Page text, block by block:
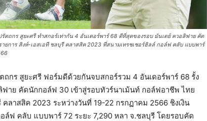
ถกร สูยะศรี ทำสกอร์เท่ากัน 4 อันเดอร์พาร์ 68 ดีที่สุดของรอบ มันเดย์ ควอลิฟาย คัด
การ สิงห์-เอสเอที ชลบุรี คลาสสิค 2023 ที่สนามเทรชเชอร์ฮิลล์ กอล์ฟ คลับ แบบพาร์
กร สูยะศรี ฟอร์มดีด้วยกันจบสกอร์รวม 4 อันเดอร์พาร์ 68 รั้ง
าย คัดนักกอล์ฟ 30 เข้าสู่รอบทัวร์นาเม้นท์ กอล์ฟอาชีพ ไทย
ลาสสิค 2023 ระหว่างวันที่ 19-22 กรกฏาคม 2566 ชิงเงิน
ล์ฟ คลับ แบบพาร์ 72 ระยะ 7,290 หลา จ.ชลบุรี โดยรอบคัด